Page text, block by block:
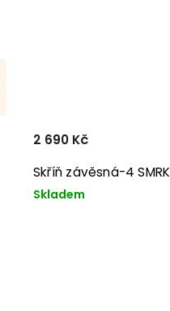
Skříň závěsná-4 SMRK
Skladem
2 690 Kč